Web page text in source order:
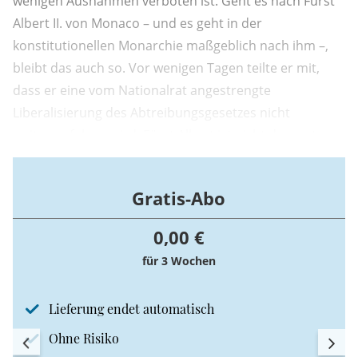
Albert II. von Monaco – und es geht in der
konstitutionellen Monarchie maßgeblich nach ihm –,
bleibt das auch so. Vor wenigen Tagen teilte er mit,
dass er eine vom Nationalrat angestrengte
katholische Monarch, der seine Position dafür nutzt,
Gratis-Abo
0,00 €
für 3 Wochen
Lieferung endet automatisch
Ohne Risiko